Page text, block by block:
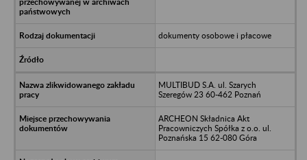
dokumenty osobowe i płacowe
MULTIBUD S.A. ul. Szarych
Szeregów 23 60-462 Poznań
ARCHEON Składnica Akt
Pracowniczych Spółka z o.o. ul.
Poznańska 15 62-080 Góra